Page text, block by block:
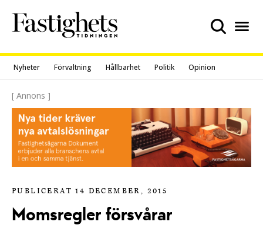
content
Nyheter Förvaltning Hållbarhet Politik Opinion
[ Annons ]
PUBLICERAT 14 DECEMBER, 2015
Momsregler försvårar